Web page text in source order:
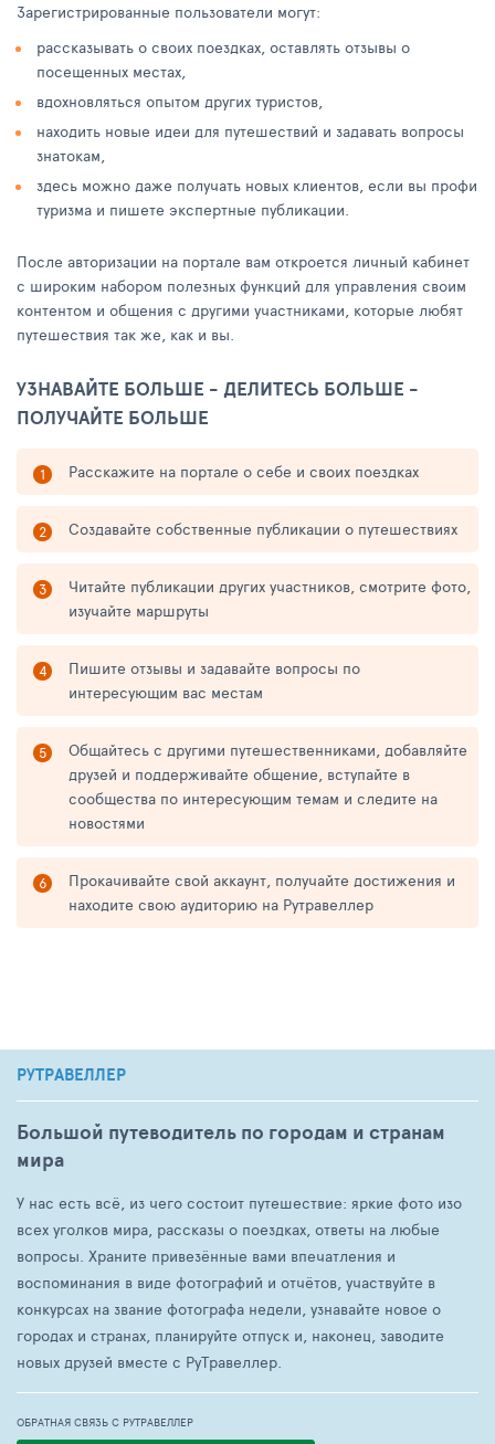
Зарегистрированные пользователи могут:
рассказывать о своих поездках, оставлять отзывы о
посещенных местах,
вдохновляться опытом других туристов,
находить новые идеи для путешествий и задавать вопросы
знатокам,
здесь можно даже получать новых клиентов, если вы профи
туризма и пишете экспертные публикации.
После авторизации на портале вам откроется личный кабинет
с широким набором полезных функций для управления своим
контентом и общения с другими участниками, которые любят
путешествия так же, как и вы.
УЗНАВАЙТЕ БОЛЬШЕ - ДЕЛИТЕСЬ БОЛЬШЕ -
ПОЛУЧАЙТЕ БОЛЬШЕ
Расскажите на портале о себе и своих поездках
Создавайте собственные публикации о путешествиях
Читайте публикации других участников, смотрите фото,
изучайте маршруты
Пишите отзывы и задавайте вопросы по
интересующим вас местам
Общайтесь с другими путешественниками, добавляйте
друзей и поддерживайте общение, вступайте в
сообщества по интересующим темам и следите на
новостями
Прокачивайте свой аккаунт, получайте достижения и
находите свою аудиторию на Рутравеллер
РУТРАВЕЛЛЕР
Большой путеводитель по городам и странам
мира
У нас есть всё, из чего состоит путешествие: яркие фото изо
всех уголков мира, рассказы о поездках, ответы на любые
вопросы. Храните привезённые вами впечатления и
воспоминания в виде фотографий и отчётов, участвуйте в
конкурсах на звание фотографа недели, узнавайте новое о
городах и странах, планируйте отпуск и, наконец, заводите
новых друзей вместе с РуТравеллер.
ОБРАТНАЯ СВЯЗЬ С РУТРАВЕЛЛЕР